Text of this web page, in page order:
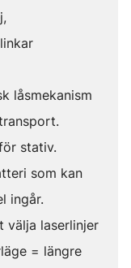
låsmekanism
stativ.
som kan
ingår.
välja laserlinjer
= längre